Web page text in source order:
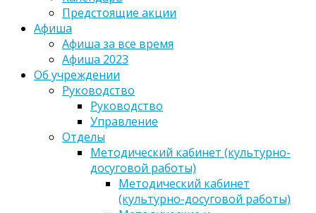
Предстоящие акции
Афиша
Афиша за все время
Афиша 2023
Об учреждении
Руководство
Руководство
Управление
Отделы
Методический кабинет (культурно-
досуговой работы)
Методический кабинет
(культурно-досуговой работы)